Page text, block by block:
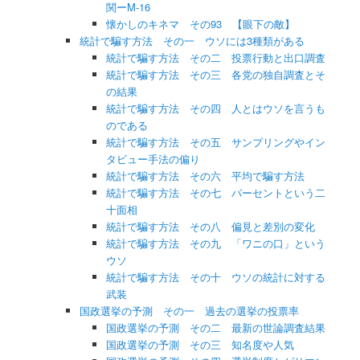
関ーM-16
懐かしのキネマ その93 【眼下の敵】
統計で騙す方法 その一 ウソには3種類がある
統計で騙す方法 その二 投票行動と出口調査
統計で騙す方法 その三 各党の独自調査とそ
の結果
統計で騙す方法 その四 人とはウソを言うも
のである
統計で騙す方法 その五 サンプリングやイン
タビュー手法の偏り
統計で騙す方法 その六 平均で騙す方法
統計で騙す方法 その七 パーセントという二
十面相
統計で騙す方法 その八 偏見と差別の変化
統計で騙す方法 その九 「ワニの口」という
ウソ
統計で騙す方法 その十 ウソの統計に対する
武装
国政選挙の予測 その一 過去の選挙の投票率
国政選挙の予測 その二 最新の世論調査結果
国政選挙の予測 その三 知名度や人気